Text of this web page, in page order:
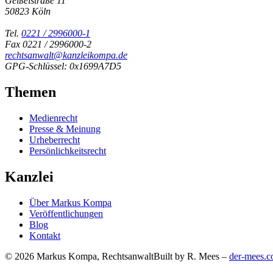
50823 Köln
Tel. 0221 / 2996000-1
Fax 0221 / 2996000-2
rechtsanwalt@kanzleikompa.de
GPG-Schlüssel: 0x1699A7D5
Themen
Medienrecht
Presse & Meinung
Urheberrecht
Persönlichkeitsrecht
Kanzlei
Über Markus Kompa
Veröffentlichungen
Blog
Kontakt
© 2026 Markus Kompa, RechtsanwaltBuilt by R. Mees – der-